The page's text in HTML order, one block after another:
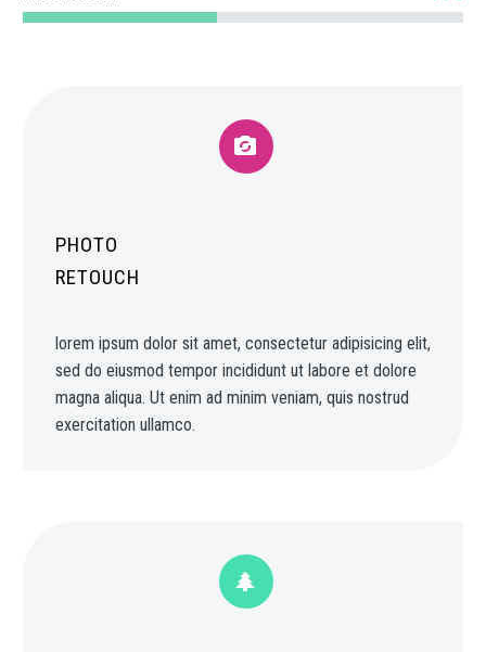


PHOTO
RETOUCH
lorem ipsum dolor sit amet, consectetur adipisicing elit,
sed do eiusmod tempor incididunt ut labore et dolore
magna aliqua. Ut enim ad minim veniam, quis nostrud
exercitation ullamco.

